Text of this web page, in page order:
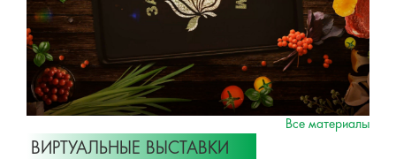
Все материалы
ВИРТУАЛЬНЫЕ ВЫСТАВКИ